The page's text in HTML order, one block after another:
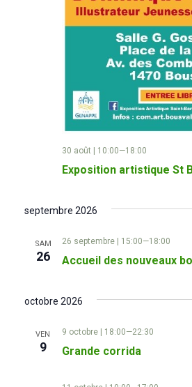
Exposition artistique St
30 août | 10:00—18:00
septembre 2026
SAM
26 Accueil des nouveaux
26 septembre | 15:00—18:00
octobre 2026
VEN
9 Grande corrida
9 octobre | 18:00—22:30